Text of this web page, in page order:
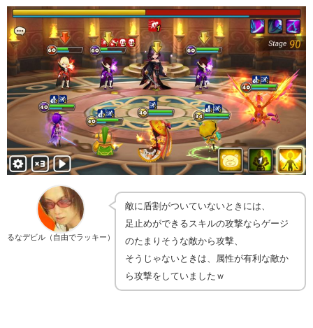
るなデビル（自由でラッキー）
敵に盾割がついていないときには、
足止めができるスキルの攻撃ならゲージ
のたまりそうな敵から攻撃、
そうじゃないときは、属性が有利な敵か
ら攻撃をしていましたｗ